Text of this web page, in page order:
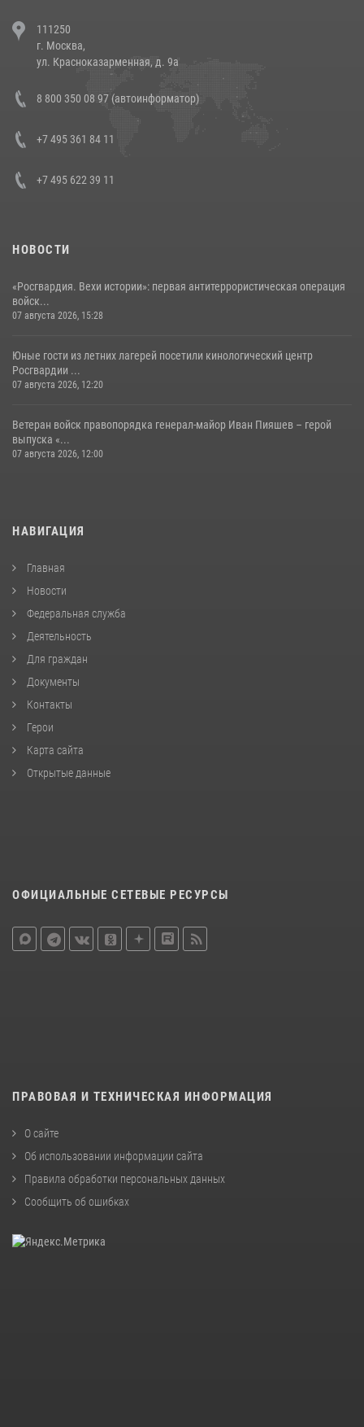
напавших на бригаду скорой помощи (видео)
14 июля 2026, 12:20
В Росгвардии прошла военно-научная конференция по обобщению
боевого опыта
111250
г. Москва,
ул. Красноказарменная, д. 9а
8 800 350 08 97 (автоинформатор)
+7 495 361 84 11
+7 495 622 39 11
НОВОСТИ
«Росгвардия. Вехи истории»: первая антитеррористическая операция
войск...
07 августа 2026, 15:28
Юные гости из летних лагерей посетили кинологический центр
Росгвардии ...
07 августа 2026, 12:20
Ветеран войск правопорядка генерал-майор Иван Пияшев – герой
выпуска «...
07 августа 2026, 12:00
НАВИГАЦИЯ
Главная
Новости
Федеральная служба
Деятельность
Для граждан
Документы
Контакты
Герои
Карта сайта
Открытые данные
ОФИЦИАЛЬНЫЕ СЕТЕВЫЕ РЕСУРСЫ
ПРАВОВАЯ И ТЕХНИЧЕСКАЯ ИНФОРМАЦИЯ
О сайте
Об использовании информации сайта
Правила обработки персональных данных
Сообщить об ошибках